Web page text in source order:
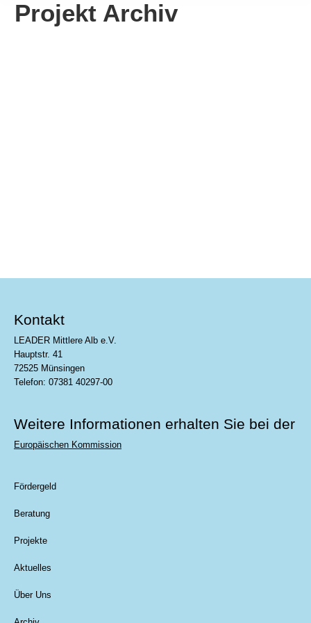
Projekt Archiv
Kontakt
LEADER Mittlere Alb e.V.
Hauptstr. 41
72525 Münsingen
Telefon: 07381 40297-00
Weitere Informationen erhalten Sie bei der
Europäischen Kommission
Fördergeld
Beratung
Projekte
Aktuelles
Über Uns